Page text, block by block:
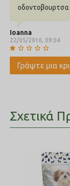
οδοντοβουρτσα
Ioanna
22/05/2016, 09:04
Γράψτε μια
Σχετικά